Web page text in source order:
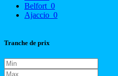
Belfort 0
Ajaccio 0
Tranche de prix